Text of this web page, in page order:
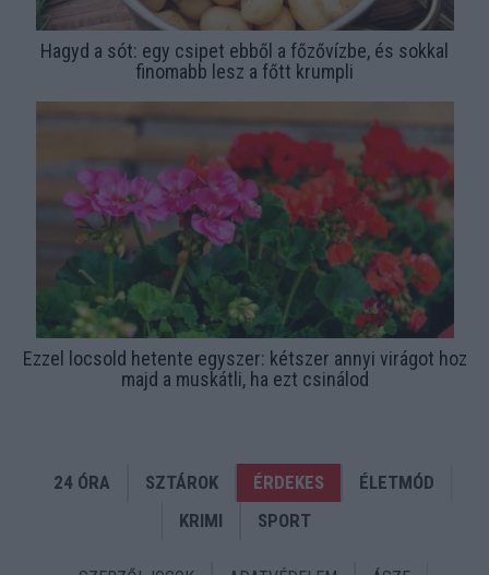
Hagyd a sót: egy csipet ebből a főzővízbe, és sokkal
finomabb lesz a főtt krumpli
Ezzel locsold hetente egyszer: kétszer annyi virágot hoz
majd a muskátli, ha ezt csinálod
24 ÓRA SZTÁROK ÉRDEKES
ÉLETMÓD
KRIMI
SPORT